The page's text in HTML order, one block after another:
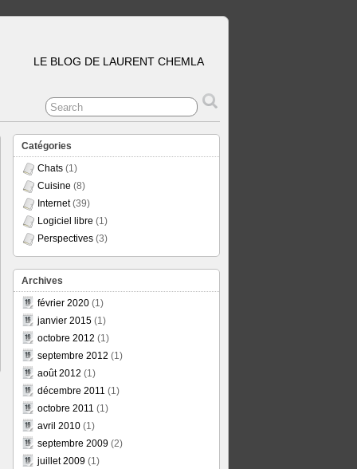
LE BLOG DE LAURENT CHEMLA
Catégories
Chats (1)
Cuisine (8)
Internet(39)
Logiciel libre (1)
Perspectives (3)
Archives
février 2020 (1)
janvier 2015 (1)
octobre 2012 (1)
septembre 2012 (1)
août 2012 (1)
décembre 2011 (1)
octobre 2011 (1)
avril 2010 (1)
septembre 2009 (2)
juillet 2009 (1)